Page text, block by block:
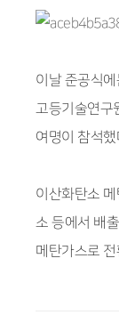
이날 준공식
고등기술연구
여명이 참석했
이산화탄소
소 등에서 배
메탄가스로